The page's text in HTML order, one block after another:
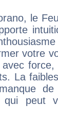
le
votre
La
qui peut